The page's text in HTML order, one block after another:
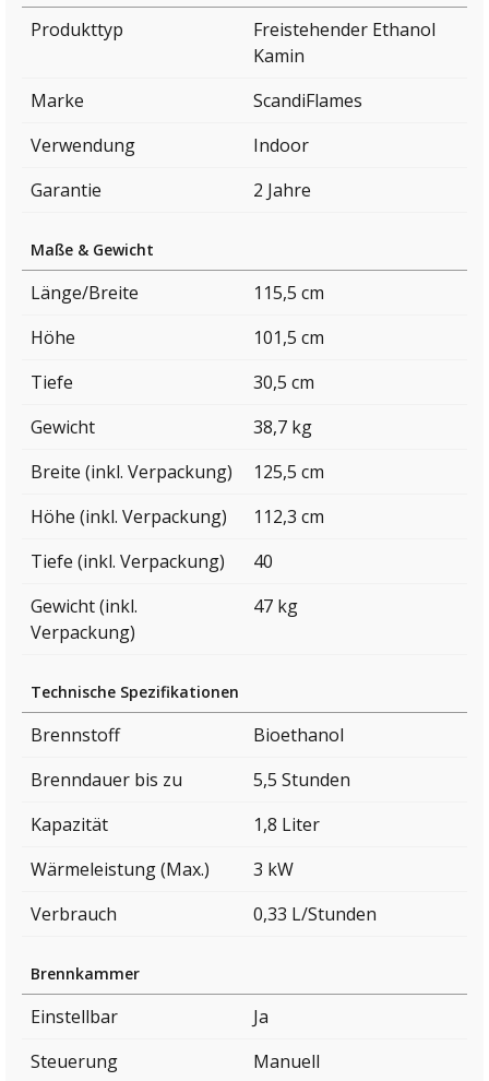
Produkttyp
Freistehender Ethanol
Kamin
Marke
ScandiFlames
Verwendung
Indoor
Garantie
2 Jahre
Maße & Gewicht
Länge/Breite
115,5 cm
Höhe
101,5 cm
Tiefe
30,5 cm
Gewicht
38,7 kg
Breite (inkl. Verpackung)
125,5 cm
Höhe (inkl. Verpackung)
112,3 cm
Tiefe (inkl. Verpackung)
40
Gewicht (inkl.
Verpackung)
47 kg
Technische Spezifikationen
Brennstoff
Bioethanol
Brenndauer bis zu
5,5 Stunden
Kapazität
1,8 Liter
Wärmeleistung (Max.)
3 kW
Verbrauch
0,33 L/Stunden
Brennkammer
Einstellbar
Ja
Steuerung
Manuell